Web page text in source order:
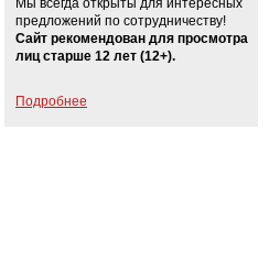
Мы всегда открыты для интересных
предложений по сотрудничеству!
Сайт рекомендован для просмотра
лиц старше 12 лет (12+).
Подробнее